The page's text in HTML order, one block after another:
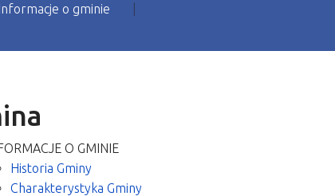
o gminie
O GMINIE
Historia Gminy
Charakterystyka Gminy